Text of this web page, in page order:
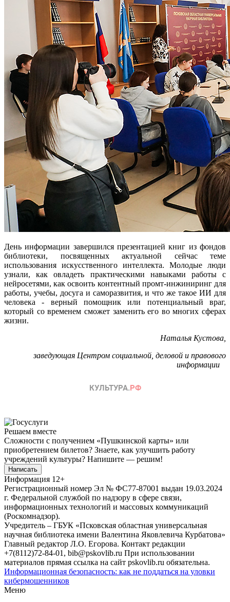
День информации завершился презентацией книг из фондов
библиотеки, посвященных актуальной сейчас теме
использования искусственного интеллекта. Молодые люди
узнали, как овладеть практическими навыками работы с
нейросетями, как освоить контентный промт-инжиниринг для
работы, учебы, досуга и саморазвития, и что же такое ИИ для
человека - верный помощник или потенциальный враг,
который со временем сможет заменить его во многих сферах
жизни.
Наталья Кустова,
заведующая Центром социальной, деловой и правового
информации
Решаем вместе
Сложности с получением «Пушкинской карты» или
приобретением билетов? Знаете, как улучшить работу
учреждений культуры? Напишите — решим!
Написать
Информация 12+
Регистрационный номер Эл № ФС77-87001 выдан 19.03.2024
г. Федеральной службой по надзору в сфере связи,
информационных технологий и массовых коммуникаций
(Роскомнадзор).
Учредитель – ГБУК «Псковская областная универсальная
научная библиотека имени Валентина Яковлевича Курбатова»
Главный редактор Л.О. Егорова. Контакт редакции
+7(8112)72-84-01, bib@pskovlib.ru При использовании
материалов прямая ссылка на сайт pskovlib.ru обязательна.
Информационная безопасность: как не поддаться на уловки
кибермошенников
Меню